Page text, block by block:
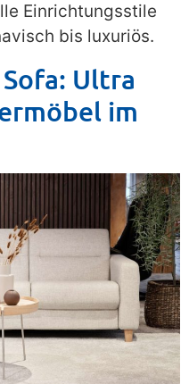
Einrichtungsstile
bis luxuriös.
Ultra
im